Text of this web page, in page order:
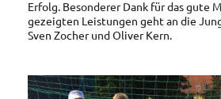
Erfolg. Besonderer Dank für das gute
gezeigten Leistungen geht an die
Sven Zocher und Oliver Kern.